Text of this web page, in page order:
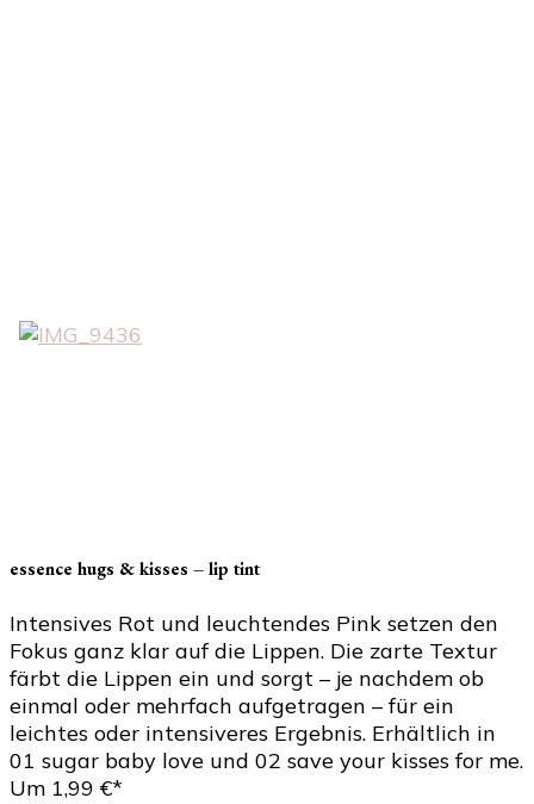
essence hugs & kisses – lip tint
Intensives Rot und leuchtendes Pink setzen den
Fokus ganz klar auf die Lippen. Die zarte Textur
färbt die Lippen ein und sorgt – je nachdem ob
einmal oder mehrfach aufgetragen – für ein
leichtes oder intensiveres Ergebnis. Erhältlich in
01 sugar baby love und 02 save your kisses for me.
Um 1,99 €*